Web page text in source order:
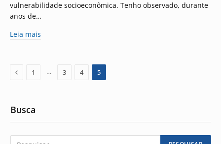
vulnerabilidade socioeconômica. Tenho observado, durante
anos de…
Leia mais
Previous
1 … 3 4 5
Busca